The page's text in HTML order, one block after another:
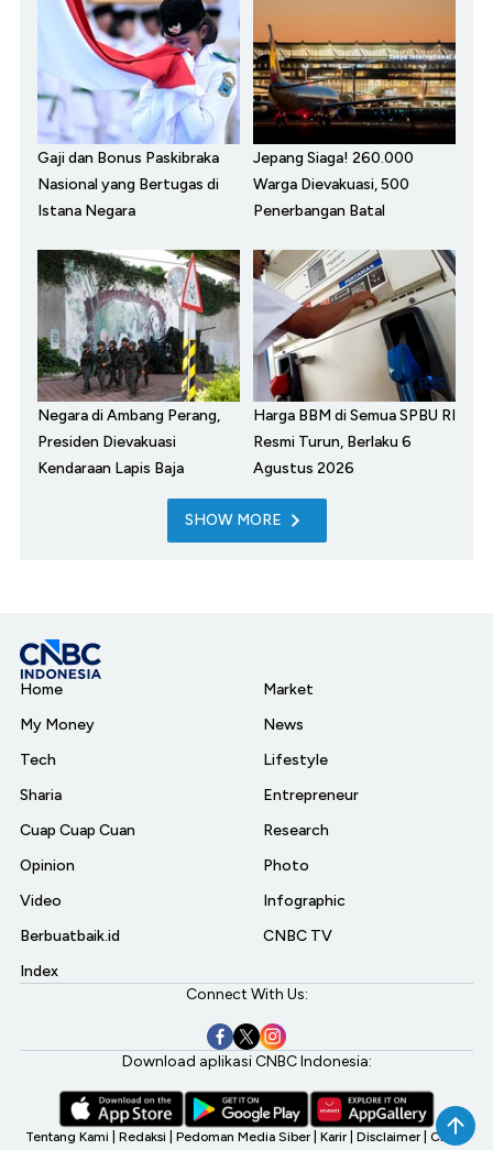
Gaji dan Bonus Paskibraka
Nasional yang Bertugas di
Istana Negara
Jepang Siaga! 260.000
Warga Dievakuasi, 500
Penerbangan Batal
Negara di Ambang Perang,
Presiden Dievakuasi
Kendaraan Lapis Baja
Harga BBM di Semua SPBU RI
Resmi Turun, Berlaku 6
Agustus 2026
SHOW MORE
Home
My Money
Tech
Sharia
Cuap Cuap Cuan
Opinion
Video
Berbuatbaik.id
Index
Market
News
Lifestyle
Entrepreneur
Research
Photo
Infographic
CNBC TV
Connect With Us:
Download aplikasi CNBC Indonesia:
Tentang Kami Redaksi Pedoman Media Siber Karir Disclaimer CNBC